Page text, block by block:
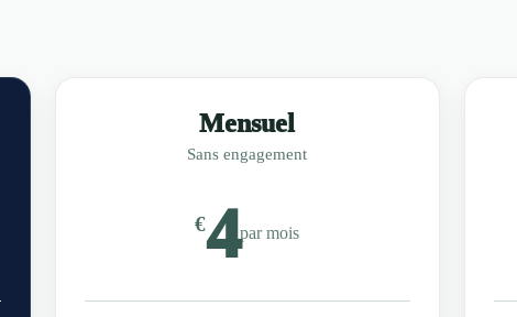
Mensuel
Sans engagement
€4par mois